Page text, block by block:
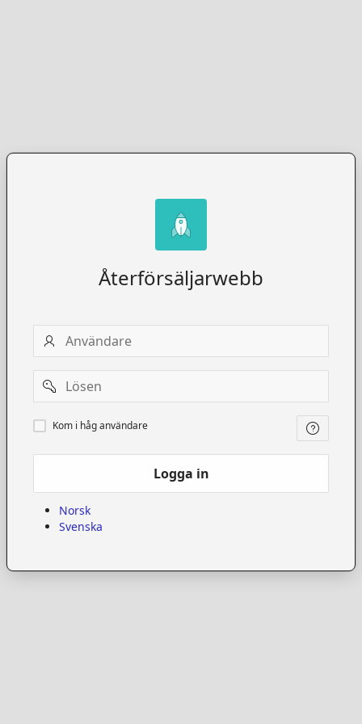
Återförsäljarwebb
Användare
Password
Kom
i
Kom i håg användare
Logga in
Norsk
Svenska